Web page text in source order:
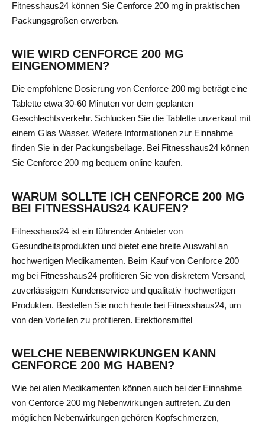
Fitnesshaus24 können Sie Cenforce 200 mg in praktischen
Packungsgrößen erwerben.
WIE WIRD CENFORCE 200 MG
EINGENOMMEN?
Die empfohlene Dosierung von Cenforce 200 mg beträgt eine
Tablette etwa 30-60 Minuten vor dem geplanten
Geschlechtsverkehr. Schlucken Sie die Tablette unzerkaut mit
einem Glas Wasser. Weitere Informationen zur Einnahme
finden Sie in der Packungsbeilage. Bei Fitnesshaus24 können
Sie Cenforce 200 mg bequem online kaufen.
WARUM SOLLTE ICH CENFORCE 200 MG
BEI FITNESSHAUS24 KAUFEN?
Fitnesshaus24 ist ein führender Anbieter von
Gesundheitsprodukten und bietet eine breite Auswahl an
hochwertigen Medikamenten. Beim Kauf von Cenforce 200
mg bei Fitnesshaus24 profitieren Sie von diskretem Versand,
zuverlässigem Kundenservice und qualitativ hochwertigen
Produkten. Bestellen Sie noch heute bei Fitnesshaus24, um
von den Vorteilen zu profitieren. Erektionsmittel
WELCHE NEBENWIRKUNGEN KANN
CENFORCE 200 MG HABEN?
Wie bei allen Medikamenten können auch bei der Einnahme
von Cenforce 200 mg Nebenwirkungen auftreten. Zu den
möglichen Nebenwirkungen gehören Kopfschmerzen,